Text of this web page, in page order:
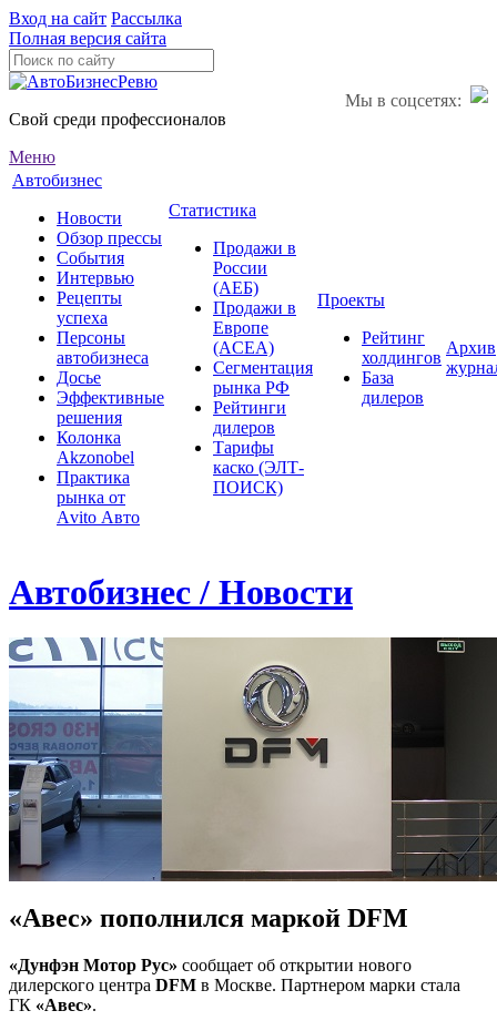
Вход на сайт Рассылка
Полная версия сайта
Мы в соцсетях:
Свой среди профессионалов
Меню
Автобизнес
Новости
Обзор прессы
События
Интервью
Рецепты
успеха
Персоны
автобизнеса
Досье
Эффективные
решения
Колонка
Akzonobel
Практика
рынка от
Аvito Авто
Статистика
Продажи в
России
(АЕБ)
Продажи в
Европе
(ACEA)
Сегментация
рынка РФ
Рейтинги
дилеров
Тарифы
каско (ЭЛТ-
ПОИСК)
Проекты
Рейтинг
холдингов
База
дилеров
Архив
Автобизнес / Новости
«Авес» пополнился маркой DFM
«Дунфэн Мотор Рус» сообщает об открытии нового
дилерского центра DFM в Москве. Партнером марки стала
ГК «Авес».